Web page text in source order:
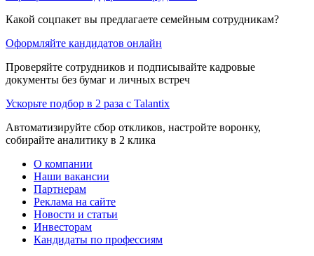
Какой соцпакет вы предлагаете семейным сотрудникам?
Оформляйте кандидатов онлайн
Проверяйте сотрудников и подписывайте кадровые
документы без бумаг и личных встреч
Ускорьте подбор в 2 раза с Talantix
Автоматизируйте сбор откликов, настройте воронку,
собирайте аналитику в 2 клика
О компании
Наши вакансии
Партнерам
Реклама на сайте
Новости и статьи
Инвесторам
Кандидаты по профессиям